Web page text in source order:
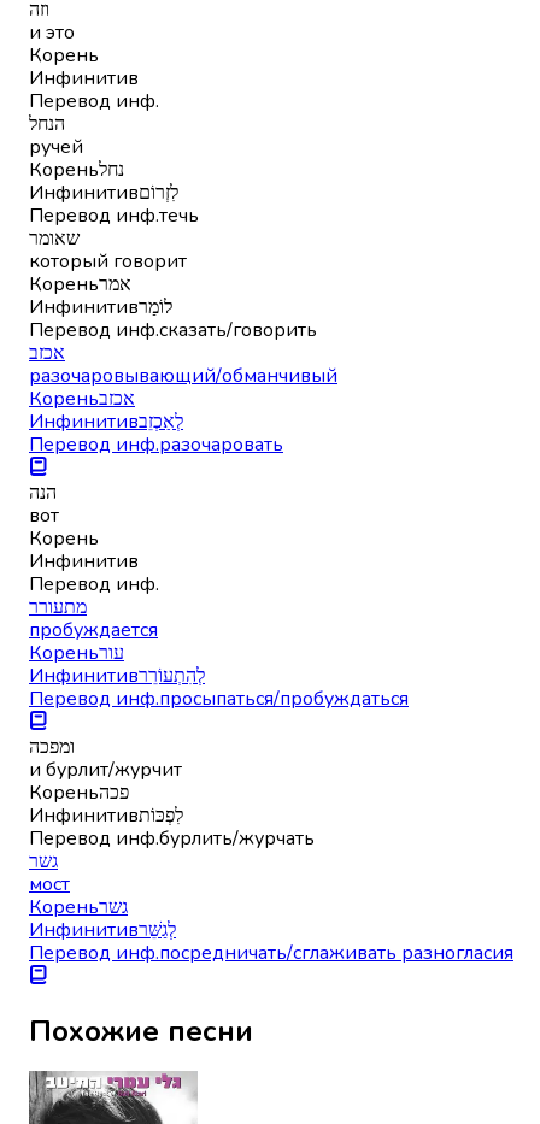
וזה
и это
Корень
Инфинитив
Перевод инф.
הנחל
ручей
Кореньנחל
Инфинитивלִזְרוֹם
Перевод инф.течь
שאומר
который говорит
Кореньאמר
Инфинитивלוֹמַר
Перевод инф.сказать/говорить
אכזב
разочаровывающий/обманчивый
Кореньאכזב
Инфинитивלְאַכְזֵב
Перевод инф.разочаровать
הנה
вот
Корень
Инфинитив
Перевод инф.
מתעורר
пробуждается
Кореньעור
Инфинитивלְהִתְעוֹרֵר
Перевод инф.просыпаться/пробуждаться
ומפכה
и бурлит/журчит
Кореньפכה
Инфинитивלִפְכּוֹת
Перевод инф.бурлить/журчать
גשר
мост
Кореньגשר
Инфинитивלְגַשֵּׁר
Перевод инф.посредничать/сглаживать разногласия
Похожие песни